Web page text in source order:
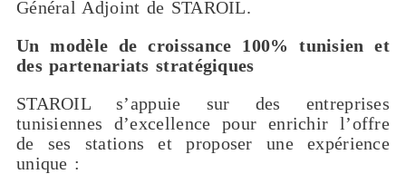
Général Adjoint de STAROIL.
Un modèle de croissance 100% tunisien et
des partenariats stratégiques
STAROIL s’appuie sur des entreprises
tunisiennes d’excellence pour enrichir l’offre
de ses stations et proposer une expérience
unique :